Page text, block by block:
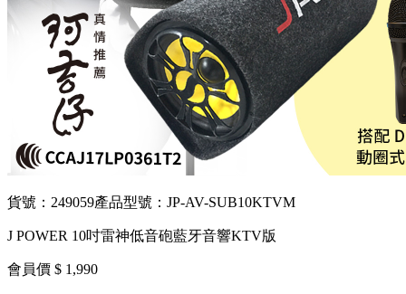
貨號：249059產品型號：JP-AV-SUB10KTVM
J POWER 10吋雷神低音砲藍牙音響KTV版
會員價 $ 1,990